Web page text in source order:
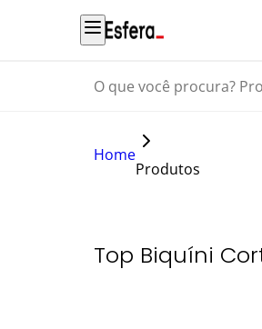
O que você procura?
Home
Produtos
Top Biquíni